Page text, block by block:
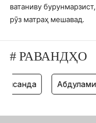
ватаниву
рӯз матраҳ мешавад.
# РАВАНДҲО
Абдулҳамид